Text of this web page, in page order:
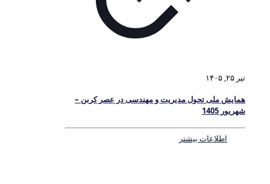
تیر ۲۵, ۱۴۰۵
همایش ملی تحول مدیریت و مهندسی در عصر کربن –
شهریور 1405
اطلاعات بیشتر